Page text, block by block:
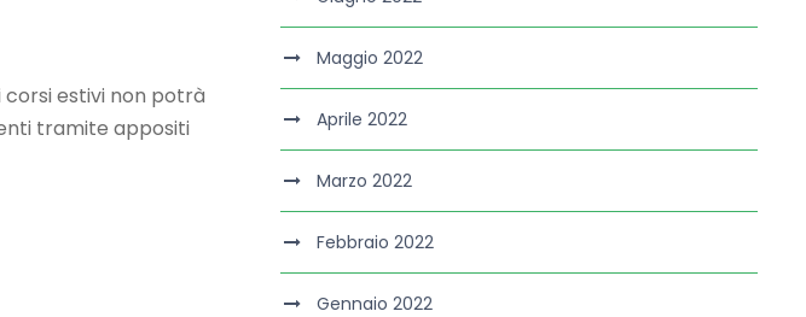
estivi non potrà
tramite appositi
Maggio 2022
Aprile 2022
Marzo 2022
Febbraio 2022
Gennaio 2022